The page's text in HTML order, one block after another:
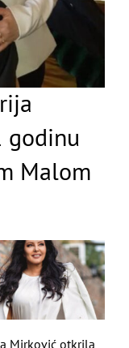
godinu
Malom
Mirković otkrila